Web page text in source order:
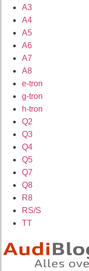
A3
A4
A5
A6
A7
A8
e-tron
g-tron
h-tron
Q2
Q3
Q4
Q5
Q7
Q8
R8
RS/S
TT